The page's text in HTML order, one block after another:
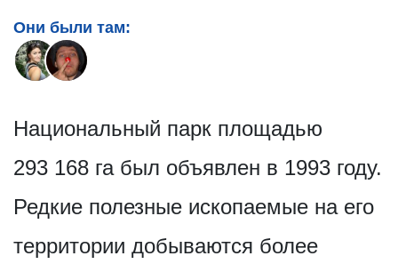
Они были там:
Национальный парк площадью
293 168 га был объявлен в 1993 году.
Редкие полезные ископаемые на его
территории добываются более